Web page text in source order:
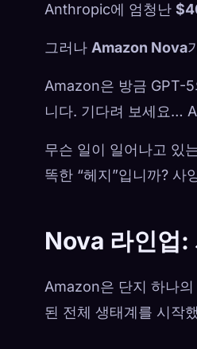
Anthropic에 엄청난
그러나 Amazon Nova
Amazon은 방금 GPT-
니다. 기다려 보세요…
무슨 일이 일어나고 있
똑한 “헤지”입니까? 사
Nova 라인업:
Amazon은 단지 하나
된 전체 생태계를 시작